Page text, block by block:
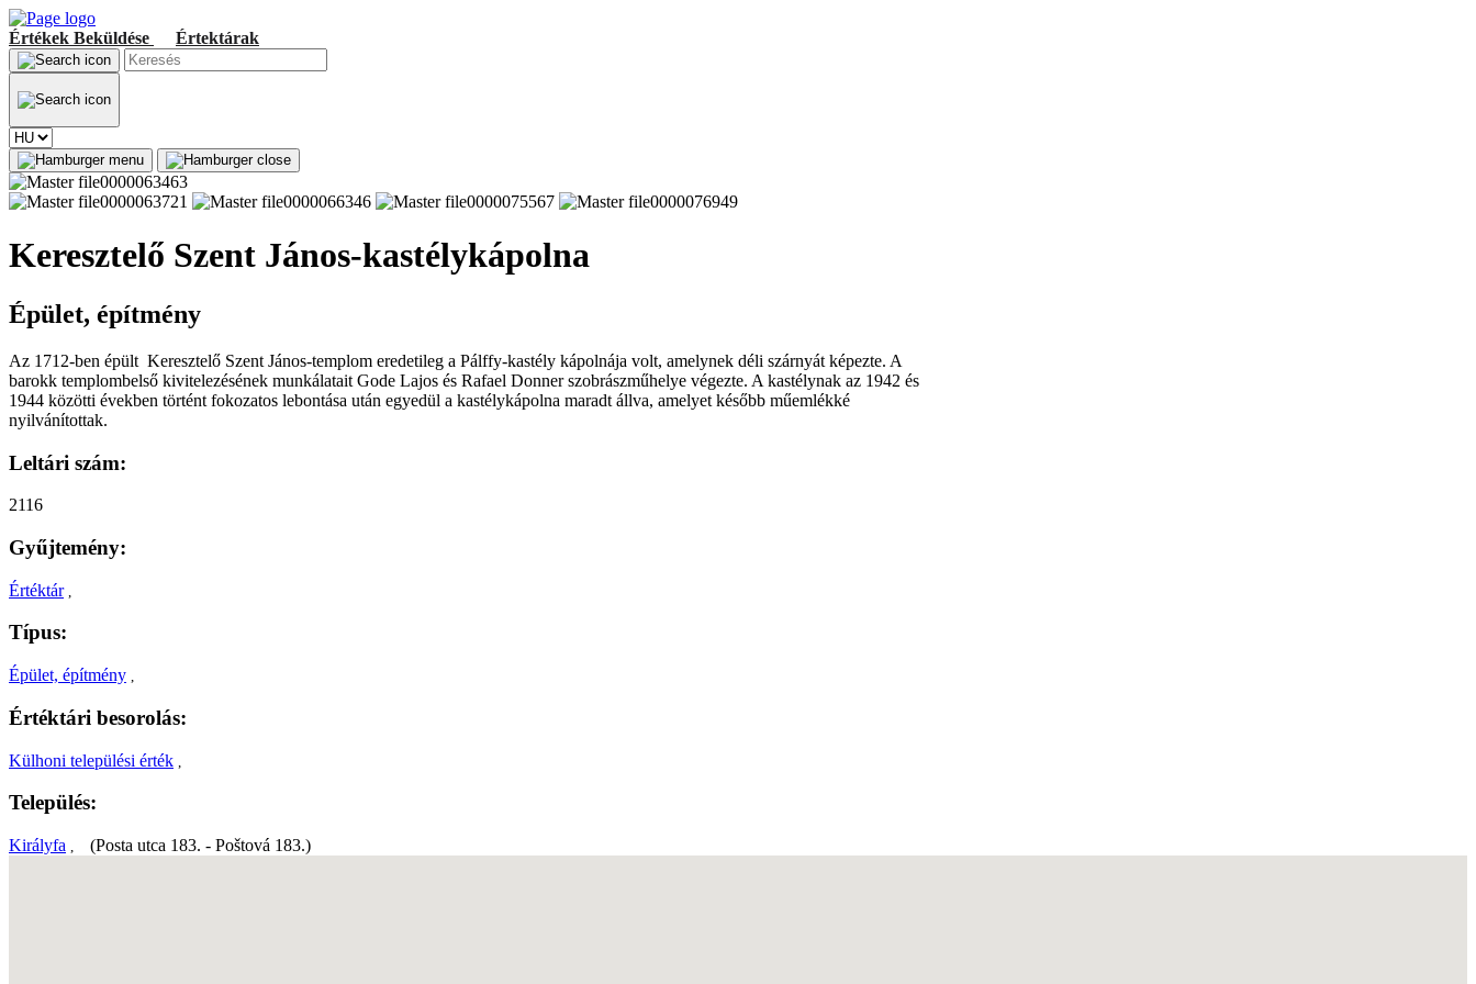
Értékek Beküldése Értektárak
Keresztelő Szent János-kastélykápolna
Épület, építmény
Az 1712-ben épült Keresztelő Szent János-templom eredetileg a Pálffy-kastély kápolnája volt, amelynek déli szárnyát képezte. A
barokk templombelső kivitelezésének munkálatait Gode Lajos és Rafael Donner szobrászműhelye végezte. A kastélynak az 1942 és
1944 közötti években történt fokozatos lebontása után egyedül a kastélykápolna maradt állva, amelyet később műemlékké
nyilvánítottak.
Leltári szám:
2116
Gyűjtemény:
Értéktár
Típus:
Épület, építmény ,
Értéktári besorolás:
Külhoni települési érték
Település:
Királyfa (Posta utca 183. - Poštová 183.)